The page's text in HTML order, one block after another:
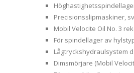
Precisionsslipmaskiner,
Mobil Velocite Oil No. 3
För spindellager av
Lågtryckshydraulsystem
Dimsmörjare (Mobil